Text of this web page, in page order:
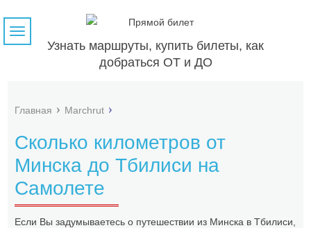
Узнать маршруты, купить билеты, как
добраться ОТ и ДО
Навигация
Главная Marchrut
Сколько километров от
Минска до Тбилиси на
Самолете
Если Вы задумываетесь о путешествии из Минска в Тбилиси,